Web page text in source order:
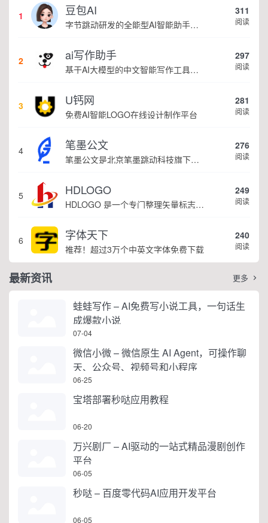
1 豆包AI
字节跳动研发的全能型AI智能助手，提供智能对话、知识问答、内容创作、学习办公等一站式AI服务
311
阅读
2 ai写作助手
基于AI大模型的中文智能写作工具，面向学生、自媒体、职场人士提供一站式文本创作服务 核心定位 AI写作助手是依托人工智能技术打造的创作辅助平台，专注中文文本生成与优化，帮助用户快速完成各类文案、文章、论文等内容创作，提升写作效率 核心功能 ...
297
阅读
3 U钙网
免费AI智能LOGO在线设计制作平台
281
阅读
4 笔墨公文
笔墨公文是北京笔墨跳动科技旗下垂直公文赛道 AIGC 创作平台，深耕体制公文专业场景，依托海量标准公文语料训练专属大模型。平台整合 AI 公文生成、全维度智能校对、范文库、实时更新素材库、标准化公文模板五大核心板块，兼顾公文快速撰写、文稿合...
276
阅读
5 HDLOGO
HDLOGO 是一个专门整理矢量标志和图标的网站，提供各类品牌和公司的矢量标志下载服务，主要面向设计师、营销人员和企业用户，帮他们获取高质量的品牌标识资源。
249
阅读
6 字体天下
推荐！超过3万个中英文字体免费下载
240
阅读
最新资讯 更多 
蛙蛙写作 – AI免费写小说工具，一句话生
成爆款小说
07-04
微信小微 – 微信原生 AI Agent，可操作聊
天、公众号、视频号和小程序
06-25
宝塔部署秒哒应用教程
06-20
万兴剧厂 – AI驱动的一站式精品漫剧创作
平台
06-05
秒哒 – 百度零代码AI应用开发平台
06-05